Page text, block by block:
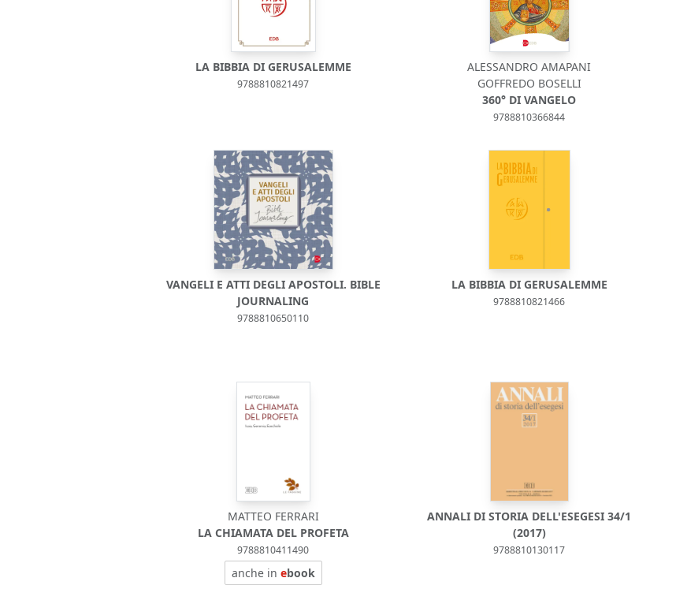
LA BIBBIA DI GERUSALEMME
9788810821497
ALESSANDRO AMAPANI
GOFFREDO BOSELLI
360° DI VANGELO
9788810366844
VANGELI E ATTI DEGLI APOSTOLI. BIBLE
JOURNALING
9788810650110
LA BIBBIA DI GERUSALEMME
9788810821466
MATTEO FERRARI
LA CHIAMATA DEL PROFETA
9788810411490
anche in ebook
ANNALI DI STORIA DELL'ESEGESI 34/1
(2017)
9788810130117